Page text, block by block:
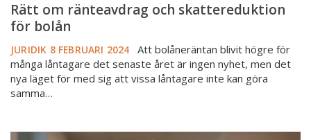
Rätt om ränteavdrag och skattereduktion
för bolån
JURIDIK 8 FEBRUARI 2024
Att bolåneräntan blivit högre för
många låntagare det senaste året är ingen nyhet, men det
nya läget för med sig att vissa låntagare inte kan göra
samma…
Vanligaste